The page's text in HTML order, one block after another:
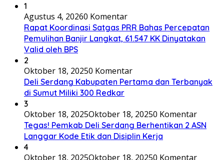
1
Agustus 4, 20260 Komentar
Rapat Koordinasi Satgas PRR Bahas Percepatan
Pemulihan Banjir Langkat, 61.547 KK Dinyatakan
Valid oleh BPS
2
Oktober 18, 20250 Komentar
Deli Serdang Kabupaten Pertama dan Terbanyak
di Sumut Miliki 300 Redkar
3
Oktober 18, 2025Oktober 18, 20250 Komentar
Tegas! Pemkab Deli Serdang Berhentikan 2 ASN
Langgar Kode Etik dan Disiplin Kerja
4
Oktober 18, 2025Oktober 18, 20250 Komentar